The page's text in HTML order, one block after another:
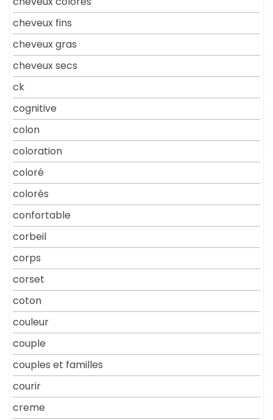
cheveux fins
cheveux gras
cheveux secs
ck
cognitive
colon
coloration
coloré
colorés
confortable
corbeil
corps
corset
coton
couleur
couple
couples et familles
courir
creme